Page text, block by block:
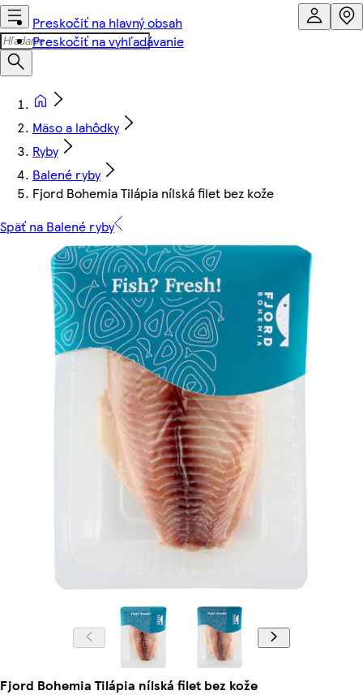
Preskočiť na hlavný obsah
Preskočiť na vyhľadávanie
Mäso a lahôdky
Ryby
Balené ryby
Fjord Bohemia Tilápia nílská filet bez kože
Späť na Balené ryby
Fjord Bohemia Tilápia nílská filet bez kože